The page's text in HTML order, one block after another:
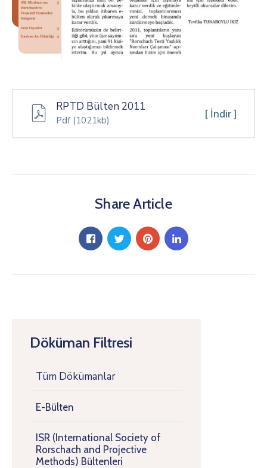
Döküman Filtresi
Tüm Dökümanlar
E-Bülten
ISR (International Society of
Rorschach and Projective
Methods) Bültenleri
RPTD Bülten 2011
Pdf (1021kb) [ İndir ]
Share Article